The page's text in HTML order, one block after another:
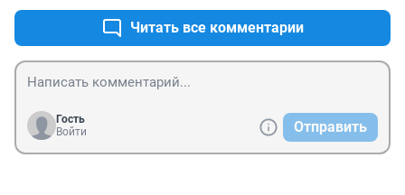
Читать все комментарии
Гость
Войти
Отправить